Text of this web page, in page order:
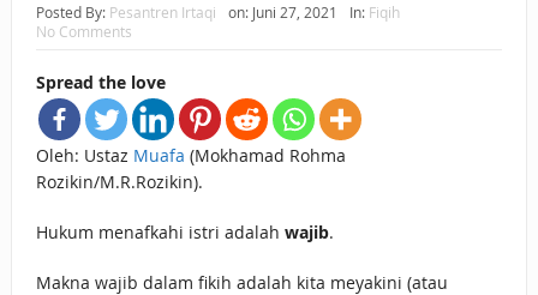
HUKUM MEMBAYAR ZAKAT DENGAN CARA MENGANGSUR
Posted By: Pesantren Irtaqi on: Juni 27, 2021 In: Fiqih
No Comments
Spread the love
Oleh: Ustaz Muafa (Mokhamad Rohma
Rozikin/M.R.Rozikin).
Hukum menafkahi istri adalah wajib.
Makna wajib dalam fikih adalah kita meyakini (atau